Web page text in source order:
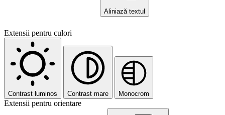
Aliniază textul
Extensii pentru culori
Contrast luminos Contrast mare Monocrom
Extensii pentru orientare